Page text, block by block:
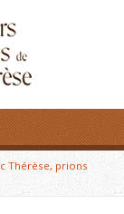
Thérèse, prions